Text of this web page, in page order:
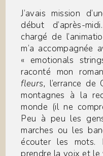
J’avais mission
début d’après-
chargé de
m’a accompagnée
« emotionals
raconté mon
fleurs, l’errance
montagnes à la
monde (il ne
Peu à peu les
marches ou les
écouter les mots.